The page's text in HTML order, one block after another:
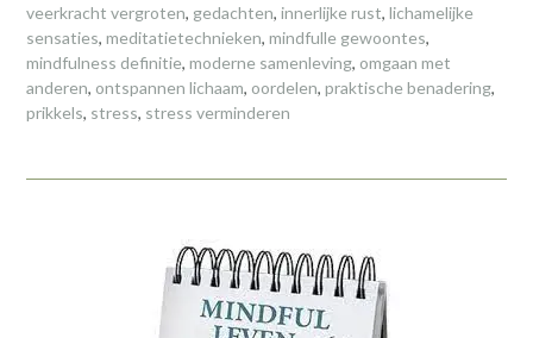
veerkracht vergroten, gedachten, innerlijke rust, lichamelijke
sensaties, meditatietechnieken, mindfulle gewoontes,
mindfulness definitie, moderne samenleving, omgaan met
anderen, ontspannen lichaam, oordelen, praktische benadering,
prikkels, stress, stress verminderen